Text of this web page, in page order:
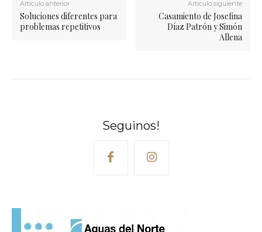
Artículo anterior
Soluciones diferentes para
problemas repetitivos
Artículo siguiente
Casamiento de Josefina
Díaz Patrón y Simón
Allena
Seguinos!